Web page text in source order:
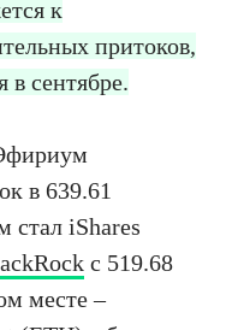
к
притоков,
в сентябре.
в 639.61
стал iShares
с 519.68
месте –